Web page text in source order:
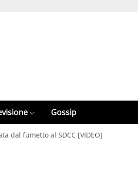
Gossip
dal fumetto al SDCC [VIDEO]